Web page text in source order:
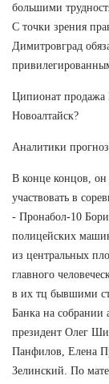
большими
С точки зрения
Димитровград
Ципионат продажа
Новоалтайск?
Аналитики
В конце концов, он
участвовать в
- Пронабол-10
полицейских
из центральных
главного
в их тц бывшими
Банка на собрании
президент Олег
Панфилов, Елена
Зелинский. По